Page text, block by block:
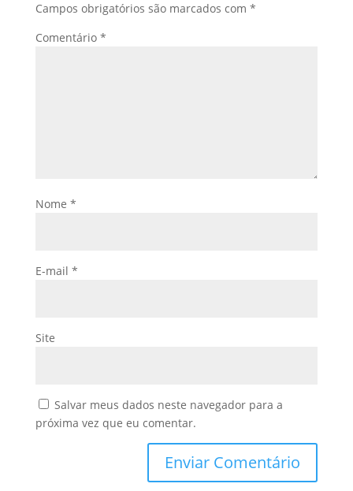
Campos obrigatórios são marcados com *
Comentário *
Nome *
E-mail *
Site
Salvar meus dados neste navegador para a
próxima vez que eu comentar.